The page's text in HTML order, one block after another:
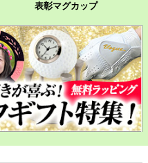
表彰マグカップ